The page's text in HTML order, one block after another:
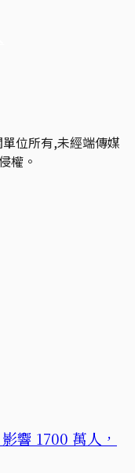
位所有,未經端傳媒
權。
響 1700 萬人，